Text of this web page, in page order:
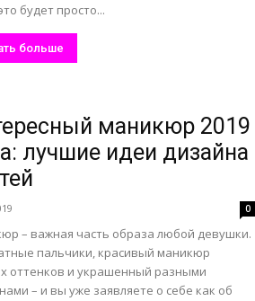
будет просто...
больше
маникюр 2019
лучшие идеи дизайна
0
– важная часть образа любой девушки.
пальчики, красивый маникюр
оттенков и украшенный разными
– и вы уже заявляете о себе как об